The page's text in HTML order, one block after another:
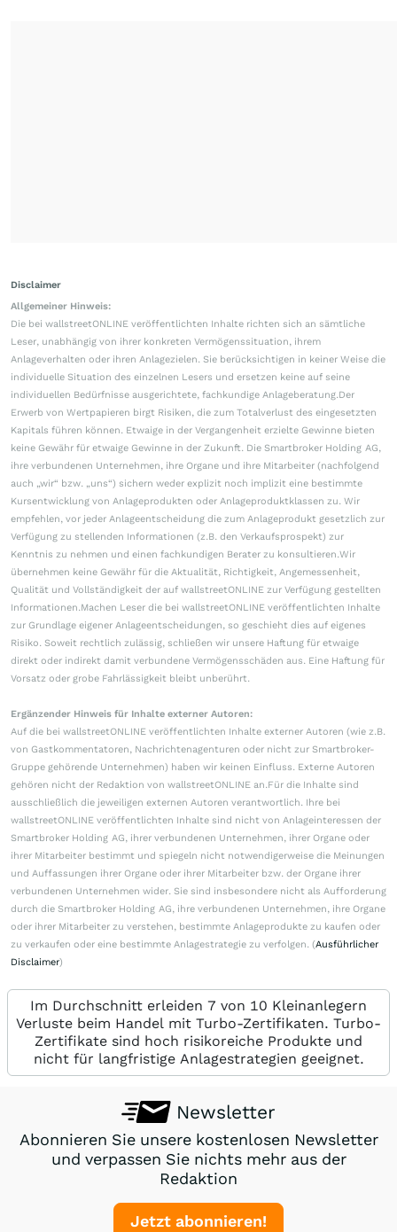
Disclaimer
Allgemeiner Hinweis:
Die bei wallstreetONLINE veröffentlichten Inhalte richten sich an sämtliche
Leser, unabhängig von ihrer konkreten Vermögenssituation, ihrem
Anlageverhalten oder ihren Anlagezielen. Sie berücksichtigen in keiner Weise die
individuelle Situation des einzelnen Lesers und ersetzen keine auf seine
individuellen Bedürfnisse ausgerichtete, fachkundige Anlageberatung.Der
Erwerb von Wertpapieren birgt Risiken, die zum Totalverlust des eingesetzten
Kapitals führen können. Etwaige in der Vergangenheit erzielte Gewinne bieten
keine Gewähr für etwaige Gewinne in der Zukunft. Die Smartbroker Holding AG,
ihre verbundenen Unternehmen, ihre Organe und ihre Mitarbeiter (nachfolgend
auch „wir“ bzw. „uns“) sichern weder explizit noch implizit eine bestimmte
Kursentwicklung von Anlageprodukten oder Anlageproduktklassen zu. Wir
empfehlen, vor jeder Anlageentscheidung die zum Anlageprodukt gesetzlich zur
Verfügung zu stellenden Informationen (z.B. den Verkaufsprospekt) zur
Kenntnis zu nehmen und einen fachkundigen Berater zu konsultieren.Wir
übernehmen keine Gewähr für die Aktualität, Richtigkeit, Angemessenheit,
Qualität und Vollständigkeit der auf wallstreetONLINE zur Verfügung gestellten
Informationen.Machen Leser die bei wallstreetONLINE veröffentlichten Inhalte
zur Grundlage eigener Anlageentscheidungen, so geschieht dies auf eigenes
Risiko. Soweit rechtlich zulässig, schließen wir unsere Haftung für etwaige
direkt oder indirekt damit verbundene Vermögensschäden aus. Eine Haftung für
Vorsatz oder grobe Fahrlässigkeit bleibt unberührt.
Ergänzender Hinweis für Inhalte externer Autoren:
Auf die bei wallstreetONLINE veröffentlichten Inhalte externer Autoren (wie z.B.
von Gastkommentatoren, Nachrichtenagenturen oder nicht zur Smartbroker-
Gruppe gehörende Unternehmen) haben wir keinen Einfluss. Externe Autoren
gehören nicht der Redaktion von wallstreetONLINE an.Für die Inhalte sind
ausschließlich die jeweiligen externen Autoren verantwortlich. Ihre bei
wallstreetONLINE veröffentlichten Inhalte sind nicht von Anlageinteressen der
Smartbroker Holding AG, ihrer verbundenen Unternehmen, ihrer Organe oder
ihrer Mitarbeiter bestimmt und spiegeln nicht notwendigerweise die Meinungen
und Auffassungen ihrer Organe oder ihrer Mitarbeiter bzw. der Organe ihrer
verbundenen Unternehmen wider. Sie sind insbesondere nicht als Aufforderung
durch die Smartbroker Holding AG, ihre verbundenen Unternehmen, ihre Organe
oder ihrer Mitarbeiter zu verstehen, bestimmte Anlageprodukte zu kaufen oder
zu verkaufen oder eine bestimmte Anlagestrategie zu verfolgen. (Ausführlicher
Disclaimer)
Im Durchschnitt erleiden 7 von 10 Kleinanlegern
Verluste beim Handel mit Turbo-Zertifikaten. Turbo-
Zertifikate sind hoch risikoreiche Produkte und
nicht für langfristige Anlagestrategien geeignet.
Newsletter
Abonnieren Sie unsere kostenlosen Newsletter
und verpassen Sie nichts mehr aus der
Redaktion
Jetzt abonnieren!